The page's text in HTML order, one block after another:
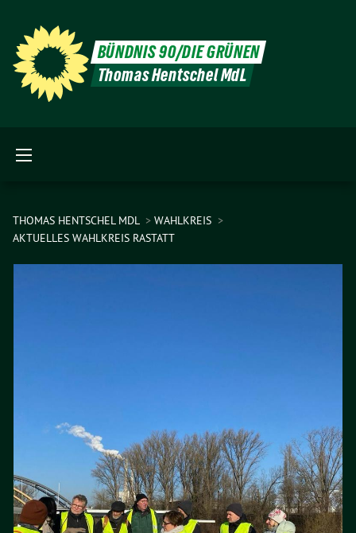
BÜNDNIS 90/DIE GRÜNEN
Thomas Hentschel MdL
THOMAS HENTSCHEL MDL
WAHLKREIS
AKTUELLES WAHLKREIS RASTATT